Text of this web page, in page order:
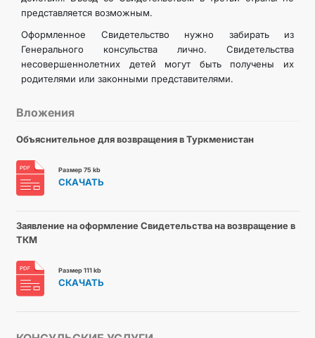
представляется возможным.
Оформленное Свидетельство нужно забирать из
Генерального консульства лично. Свидетельства
несовершеннолетних детей могут быть получены их
родителями или законными представителями.
Вложения
Объяснительное для возвращения в Туркменистан
Размер 75 kb
СКАЧАТЬ
Заявление на оформление Свидетельства на возвращение в
ТКМ
Размер 111 kb
СКАЧАТЬ